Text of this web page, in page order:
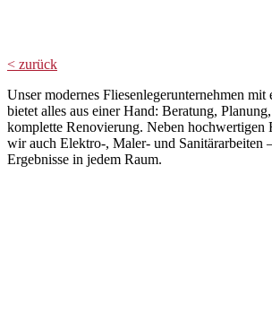
< zurück
Unser modernes Fliesenlegerunternehmen
bietet alles aus einer Hand: Beratung,
komplette Renovierung. Neben hochwertigen
wir auch Elektro-, Maler- und Sanitärarbeiten
Ergebnisse in jedem Raum.